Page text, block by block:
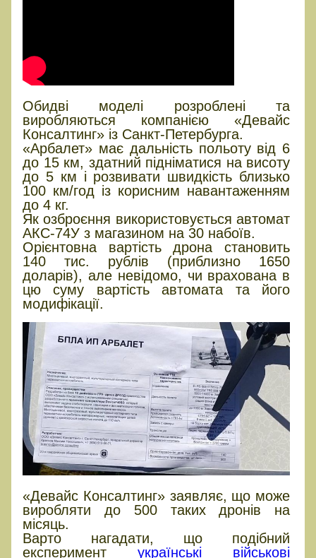
Обидві моделі розроблені та
виробляються компанією «Девайс
Консалтинг» із Санкт-Петербурга.
«Арбалет» має дальність польоту від 6
до 15 км, здатний підніматися на висоту
до 5 км і розвивати швидкість близько
100 км/год із корисним навантаженням
до 4 кг.
Як озброєння використовується автомат
АКС-74У з магазином на 30 набоїв.
Орієнтовна вартість дрона становить
140 тис. рублів (приблизно 1650
доларів), але невідомо, чи врахована в
цю суму вартість автомата та його
модифікації.
«Девайс Консалтинг» заявляє, що може
виробляти до 500 таких дронів на
місяць.
Варто нагадати, що подібний
експериментукраїнські військові